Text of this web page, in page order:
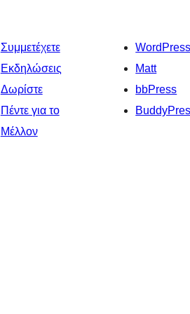
Συμμετέχετε
Εκδηλώσεις
Δωρίστε
Πέντε για το
Μέλλον
Matt
bbPress